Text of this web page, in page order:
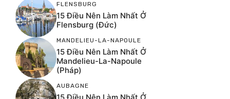
FLENSBURG
15 Điều Nên Làm Nhất Ở
Flensburg (Đức)
MANDELIEU-LA-NAPOULE
15 Điều Nên Làm Nhất Ở
Mandelieu-La-Napoule
(Pháp)
AUBAGNE